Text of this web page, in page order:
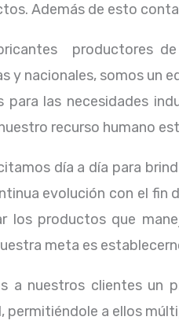
Además de esto
productores de
y nacionales, somos un
para las necesidades
recurso humano
día a día para
evolución con el fin
los productos que
meta es
a nuestros clientes un
permitiéndole a ellos